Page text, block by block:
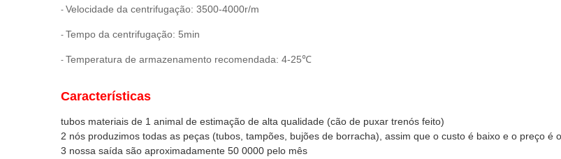
- Velocidade da centrifugação: 3500-4000r/m
- Tempo da centrifugação: 5min
- Temperatura de armazenamento recomendada: 4-25℃
Características
tubos materiais de 1 animal de estimação de alta qualidade (cão de puxar trenós feito)
2 nós produzimos todas as peças (tubos, tampões, bujões de borracha), assim que o custo é baixo e o preço é
3 nossa saída são aproximadamente 50 0000 pelo mês